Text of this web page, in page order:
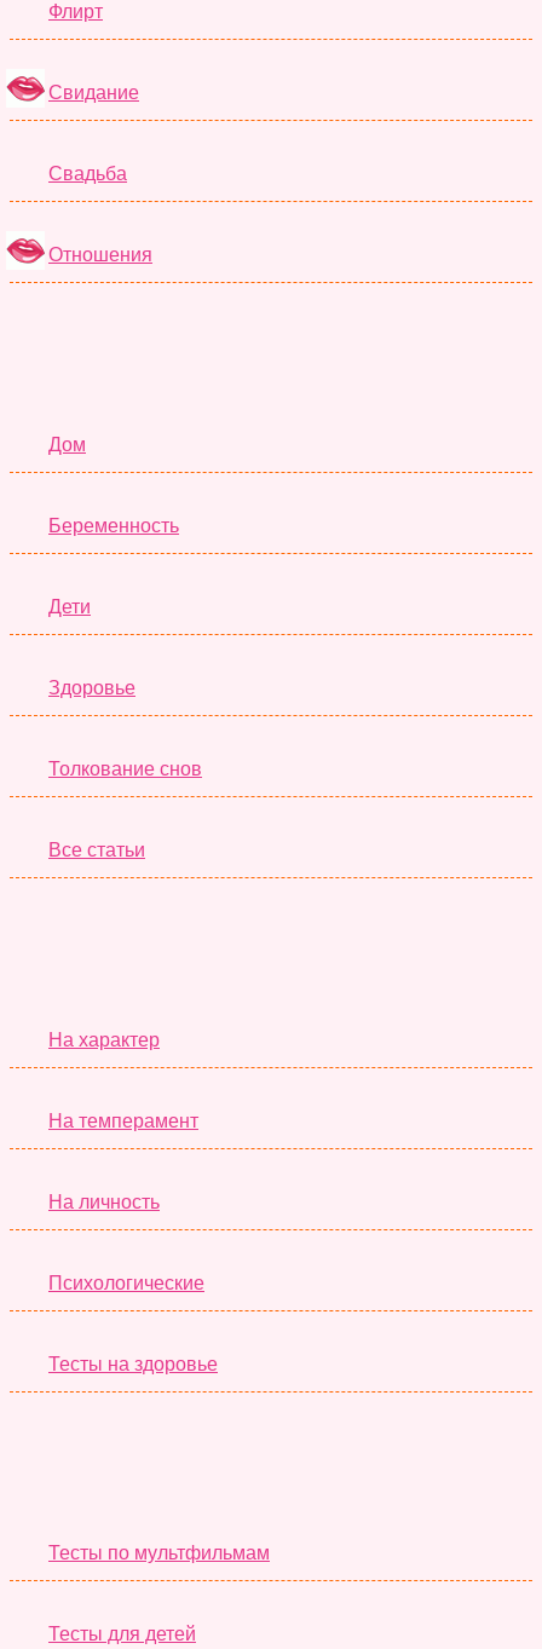
Флирт
Свидание
Свадьба
Отношения
Дом
Беременность
Дети
Здоровье
Толкование снов
Все статьи
На характер
На темперамент
На личность
Психологические
Тесты на здоровье
Тесты по мультфильмам
Тесты для детей